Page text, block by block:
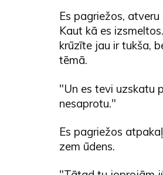
Es pagriežos,
Kaut kā es
krūzīte jau ir tukša,
tēmā.
"Un es tevi uzskatu
nesaprotu."
Es pagriežos
zem ūdens.